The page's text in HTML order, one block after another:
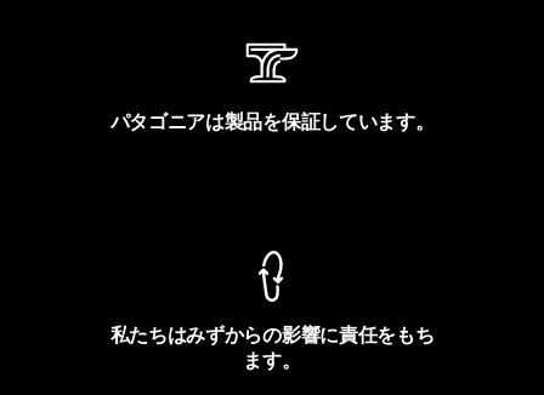
パタゴニアは製品を保証しています。
私たちはみずからの影響に責任をもち
ます。